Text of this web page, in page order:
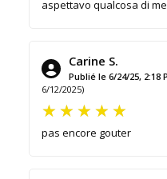
aspettavo qualcosa di
Carine S.
Publié le 6/24/25, 2:18
6/12/2025)
pas encore gouter